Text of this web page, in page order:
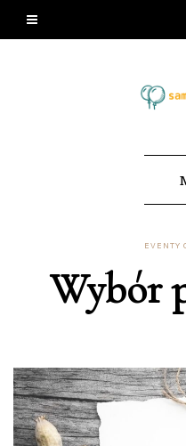
EVENTY
Wybór